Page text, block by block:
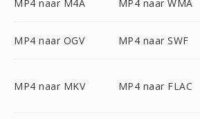
MP4 naar M4A MP4 naar WMA
MP4 naar OGV MP4 naar SWF
MP4 naar MKV MP4 naar FLAC